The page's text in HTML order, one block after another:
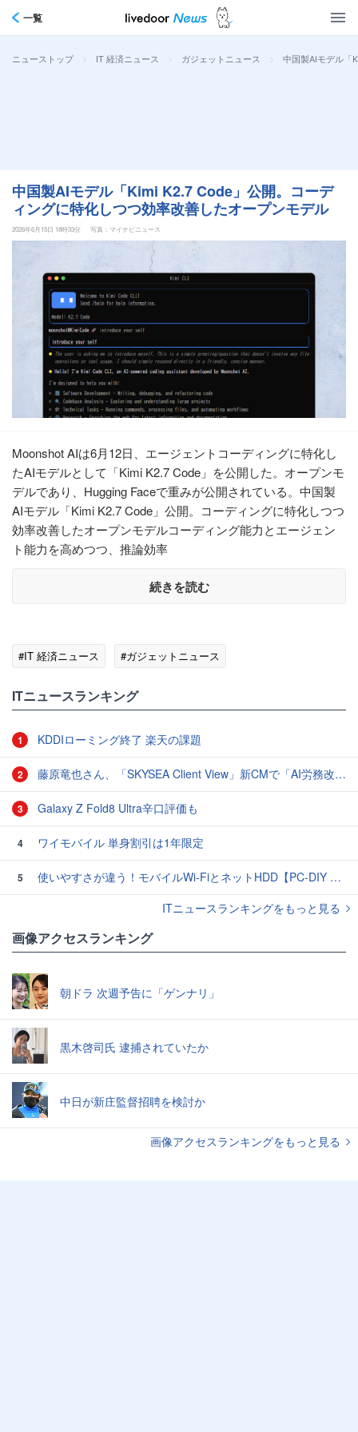
一覧
ニューストップ > IT 経済ニュース > ガジェットニュース > 中国製AIモデル「
中国製AIモデル「Kimi K2.7 Code」公開。コーデ
ィングに特化しつつ効率改善したオープンモデル
2026年6月15日 18時33分 写真：マイナビニュース
Moonshot AIは6月12日、エージェントコーディングに特化し
たAIモデルとして「Kimi K2.7 Code」を公開した。オープンモ
デルであり、Hugging Faceで重みが公開されている。中国製
AIモデル「Kimi K2.7 Code」公開。コーディングに特化しつつ
効率改善したオープンモデルコーディング能力とエージェン
ト能力を高めつつ、推論効率
続きを読む
#IT 経済ニュース #ガジェットニュース
ITニュースランキング
1 KDDIローミング終了 楽天の課題
2 藤原竜也さん、「SKYSEA Client View」新CMで「AI労務改善」をアピール 働き方をAIが分析したら「すぐに休んで」と言われる？
3 Galaxy Z Fold8 Ultra辛口評価も
4 ワイモバイル 単身割引は1年限定
5
使いやすさが違う！モバイルWi-FiとネットHDD【PC-DIY 秋の陣】
ITニュースランキングをもっと見る
画像アクセスランキング
朝ドラ 次週予告に「ゲンナリ」
黒木啓司氏 逮捕されていたか
中日が新庄監督招聘を検討か
画像アクセスランキングをもっと見る